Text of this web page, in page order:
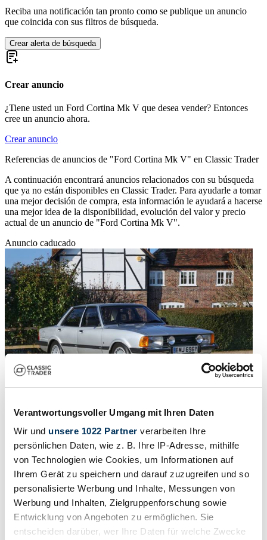
Verantwortungsvoller Umgang mit Ihren Daten
Wir und unsere 1022 Partner verarbeiten Ihre
persönlichen Daten, wie z. B. Ihre IP-Adresse, mithilfe
von Technologien wie Cookies, um Informationen auf
Ihrem Gerät zu speichern und darauf zuzugreifen und so
personalisierte Werbung und Inhalte, Messungen von
Werbung und Inhalten, Zielgruppenforschung sowie
Entwicklung von Angeboten zu ermöglichen. Sie
entscheiden darüber, wer Ihre Daten für welche Zwecke
Ford Mustang
Ford Sierra
Ford Taunus
Ford Thunderbird
Ford V8
Reciba una notificación tan pronto como se publique un anuncio
que coincida con sus filtros de búsqueda.
Crear alerta de búsqueda
Crear anuncio
¿Tiene usted un Ford Cortina Mk V que desea vender? Entonces
cree un anuncio ahora.
Crear anuncio
Referencias de anuncios de "Ford Cortina Mk V" en Classic Trader
A continuación encontrará anuncios relacionados con su búsqueda
que ya no están disponibles en Classic Trader. Para ayudarle a tomar
una mejor decisión de compra, esta información le ayudará a hacerse
una mejor idea de la disponibilidad, evolución del valor y precio
actual de un anuncio de "Ford Cortina Mk V".
Anuncio caducado
1982 | Ford Cortina 2.0 Ghia
Ford Cortina Mk. V 2.0 Ghia Resto-mod
Precio a peticiónhace 3 años